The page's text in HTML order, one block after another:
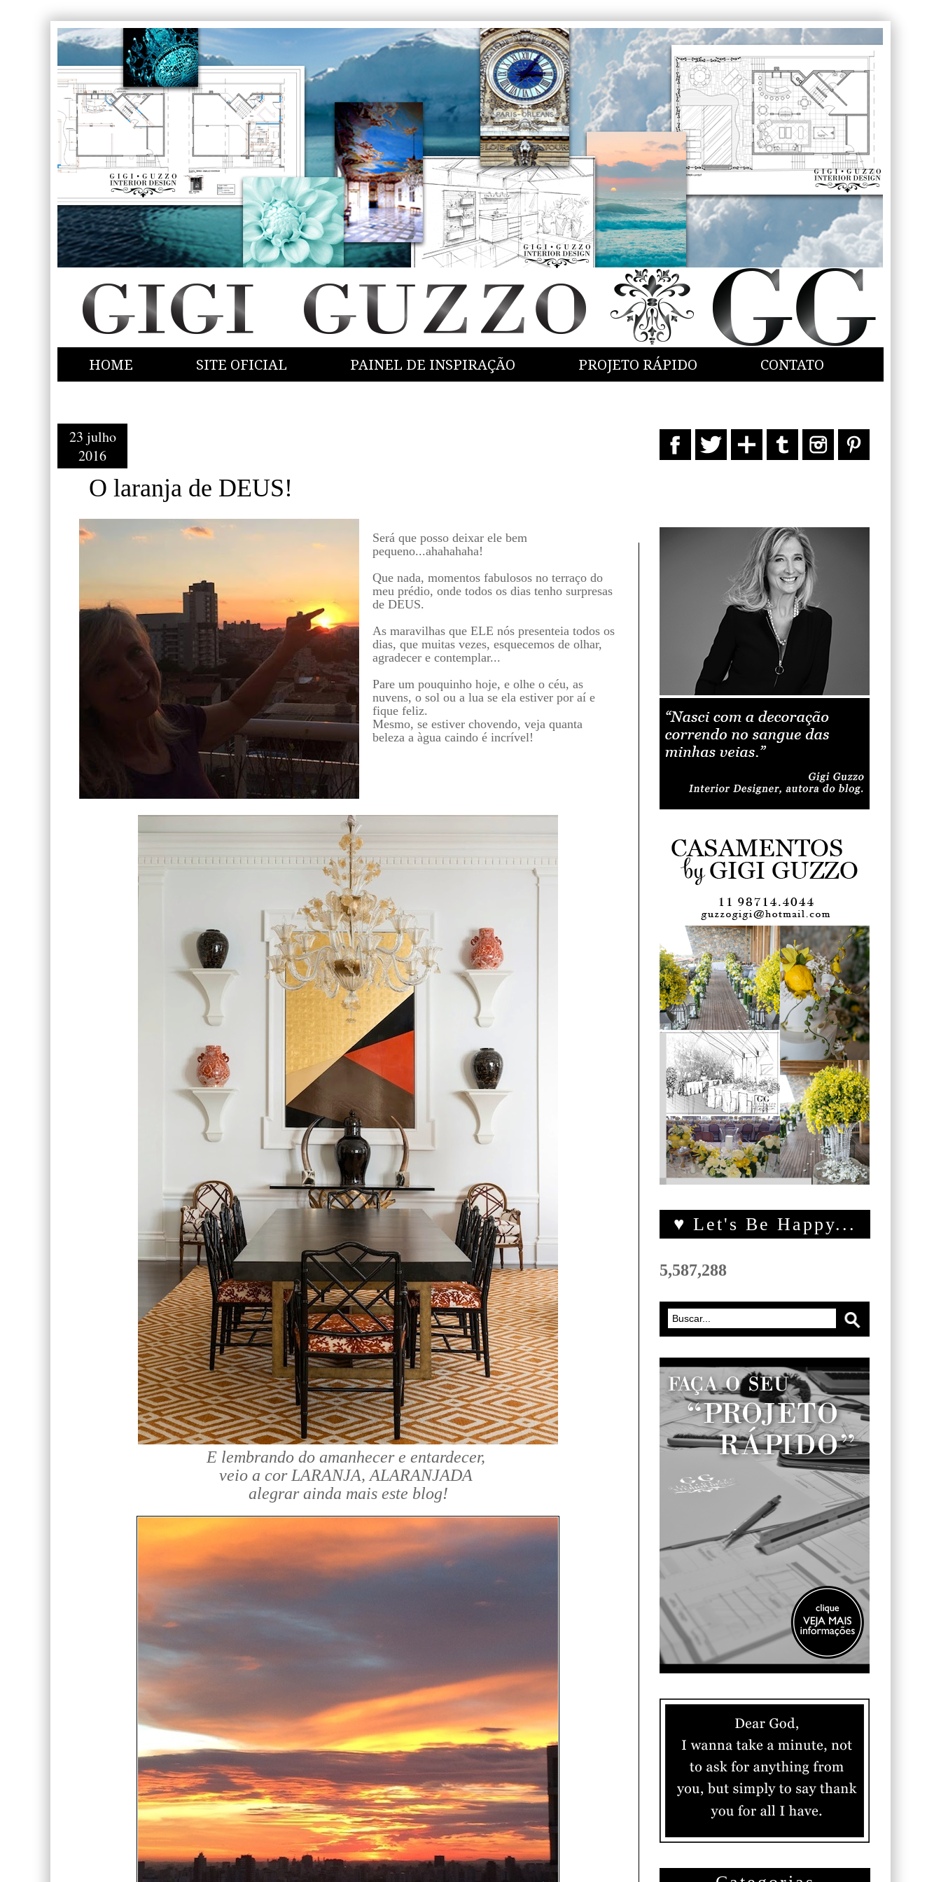
HOME SITE OFICIAL PAINEL DE INSPIRAÇÃO PROJETO RÁPIDO CONTATO
23 julho
2016
O laranja de DEUS!
Será que posso deixar ele bem
pequeno...ahahahaha!
Que nada, momentos fabulosos no terraço do
meu prédio, onde todos os dias tenho surpresas
de DEUS.
As maravilhas que ELE nós presenteia todos os
dias, que muitas vezes, esquecemos de olhar,
agradecer e contemplar...
Pare um pouquinho hoje, e olhe o céu, as
nuvens, o sol ou a lua se ela estiver por aí e
fique feliz.
Mesmo, se estiver chovendo, veja quanta
beleza a àgua caindo é incrível!
E lembrando do amanhecer e entardecer,
veio a cor LARANJA, ALARANJADA
alegrar ainda mais este blog!
♥ Let's Be Happy...
5,587,288